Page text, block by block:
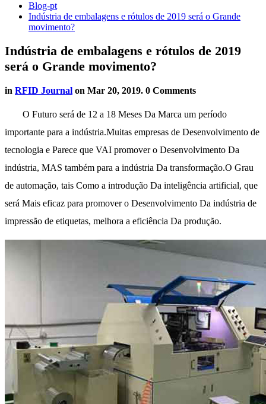
Blog-pt
Indústria de embalagens e rótulos de 2019 será o Grande
movimento?
Indústria de embalagens e rótulos de 2019
será o Grande movimento?
in RFID Journal on Mar 20, 2019. 0 Comments
O Futuro será de 12 a 18 Meses Da Marca um período
importante para a indústria.Muitas empresas de Desenvolvimento de
tecnologia e Parece que VAI promover o Desenvolvimento Da
indústria, MAS também para a indústria Da transformação.O Grau
de automação, tais Como a introdução Da inteligência artificial, que
será Mais eficaz para promover o Desenvolvimento Da indústria de
impressão de etiquetas, melhora a eficiência Da produção.